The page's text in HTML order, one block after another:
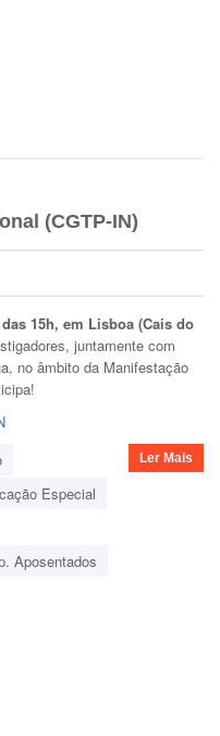
(CGTP-IN)
15h, em Lisboa (Cais do
juntamente com
no âmbito da Manifestação
Especial
Aposentados
Ler Mais